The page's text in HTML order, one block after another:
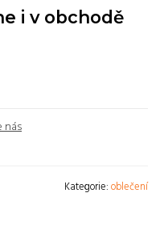
i v obchodě
nás
Kategorie:oblečení